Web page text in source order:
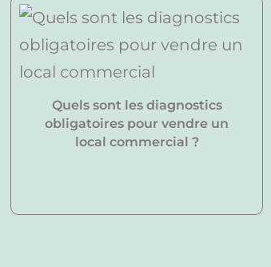
Quels sont les diagnostics
obligatoires pour vendre un
local commercial ?